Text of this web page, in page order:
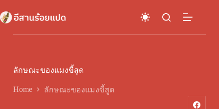
to
content
ลักษณะของแมงขี้สูด
Home ลักษณะของแมงขี้สูด